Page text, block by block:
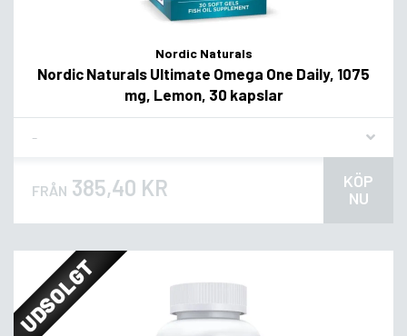
Nordic Naturals
Nordic Naturals Ultimate Omega One Daily, 1075
mg, Lemon, 30 kapslar
FRÅN 385,40 KR
KÖP
NU
UDSOLGT